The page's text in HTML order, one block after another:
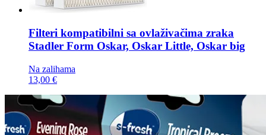
Filteri kompatibilni sa ovlaživačima zraka
Stadler Form Oskar, Oskar Little, Oskar big
Na zalihama
13,00 €